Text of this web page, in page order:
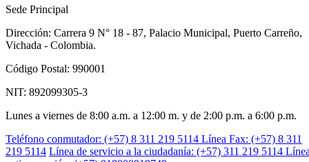
Sede Principal
Dirección: Carrera 9 N° 18 - 87, Palacio Municipal, Puerto Carreño,
Vichada - Colombia.
Código Postal: 990001
NIT: 892099305-3
Lunes a viernes de 8:00 a.m. a 12:00 m. y de 2:00 p.m. a 6:00 p.m.
Teléfono conmutador: (+57) 8 311 219 5114 Línea Fax: (+57) 8 311
219 5114 Línea de servicio a la ciudadanía: (+57) 311 219 5114